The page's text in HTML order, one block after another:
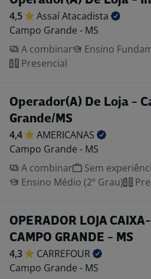
4,5 AssaíAtacadista
Campo Grande - MS
A combinar
Ensino
Presencial
Operador(A) De Loja -
Grande/MS
4,4
AMERICANAS
Campo Grande - MS
A combinar
Sem
Ensino Médio (2º Grau)
OPERADOR LOJA
CAMPO GRANDE - MS
4,3
CARREFOUR
Campo Grande - MS